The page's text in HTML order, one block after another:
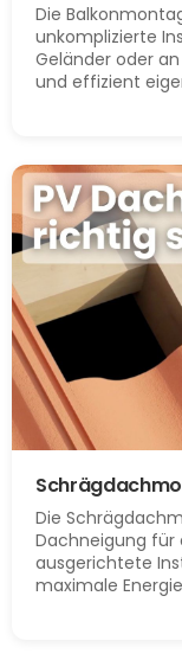
Die
unkomplizierte
Geländer oder
und effizient
Die
Dachneigung für
ausgerichtete
maximale